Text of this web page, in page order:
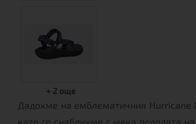
+ 2 още
Дадохме на емблематичния Hurricane
като го снабдихме с мека подплата